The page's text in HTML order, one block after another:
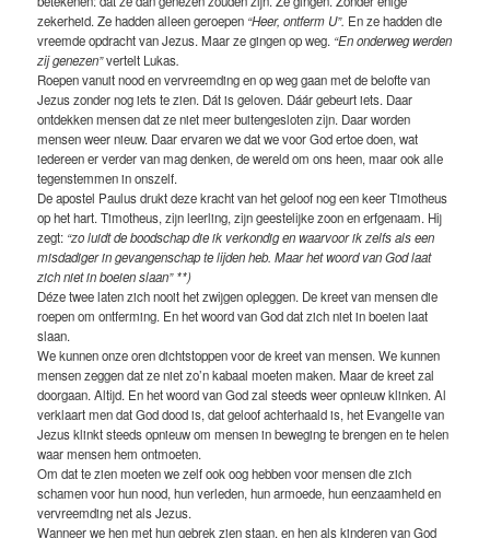
zekerheid. Ze hadden alleen geroepen “Heer, ontferm U”. En ze hadden die
vreemde opdracht van Jezus. Maar ze gingen op weg. “En onderweg werden
zij genezen”vertelt Lukas.
Roepen vanuit nood en vervreemding en op weg gaan met de belofte van
Jezus zonder nog iets te zien. Dát is geloven. Dáár gebeurt iets. Daar
ontdekken mensen dat ze niet meer buitengesloten zijn. Daar worden
mensen weer nieuw. Daar ervaren we dat we voor God ertoe doen, wat
iedereen er verder van mag denken, de wereld om ons heen, maar ook alle
tegenstemmen in onszelf.
De apostel Paulus drukt deze kracht van het geloof nog een keer Timotheus
op het hart. Timotheus, zijn leerling, zijn geestelijke zoon en erfgenaam. Hij
zegt: “zo luidt de boodschap die ik verkondig en waarvoor ik zelfs als een
misdadiger in gevangenschap te lijden heb. Maar het woord van God laat
zich niet in boeien slaan” **)
Déze twee laten zich nooit het zwijgen opleggen. De kreet van mensen die
roepen om ontferming. En het woord van God dat zich niet in boeien laat
slaan.
We kunnen onze oren dichtstoppen voor de kreet van mensen. We kunnen
mensen zeggen dat ze niet zo’n kabaal moeten maken. Maar de kreet zal
doorgaan. Altijd. En het woord van God zal steeds weer opnieuw klinken. Al
verklaart men dat God dood is, dat geloof achterhaald is, het Evangelie van
Jezus klinkt steeds opnieuw om mensen in beweging te brengen en te helen
waar mensen hem ontmoeten.
Om dat te zien moeten we zelf ook oog hebben voor mensen die zich
schamen voor hun nood, hun verleden, hun armoede, hun eenzaamheid en
vervreemding net als Jezus.
Wanneer we hen met hun gebrek zien staan, en hen als kinderen van God